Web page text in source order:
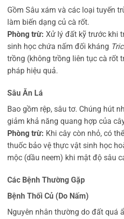
Gồm Sâu xám và các loại tuyến
làm biến dạng củ cà rốt.
Phòng trừ: Xử lý đất kỹ trước khi
sinh học chứa nấm đối kháng
trồng (không trồng liên tục cà rốt
pháp hiệu quả.
Sâu Ăn Lá
Bao gồm rệp, sâu tơ. Chúng hút
giảm khả năng quang hợp của
Phòng trừ: Khi cây còn nhỏ, có
thuốc bảo vệ thực vật sinh học
mộc (dầu neem) khi mật độ sâu
Các Bệnh Thường Gặp
Bệnh Thối Củ (Do Nấm)
Nguyên nhân thường do đất quá